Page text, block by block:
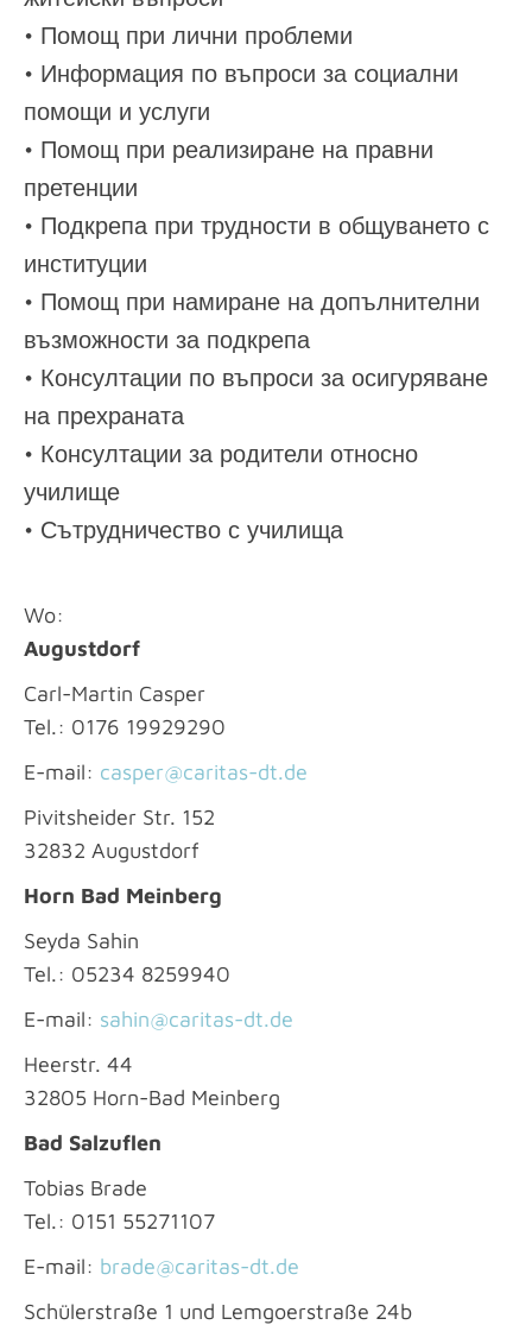
• Помощ при лични проблеми
• Информация по въпроси за социални
помощи и услуги
• Помощ при реализиране на правни
претенции
• Подкрепа при трудности в общуването с
институции
• Помощ при намиране на допълнителни
възможности за подкрепа
• Консултации по въпроси за осигуряване
на прехраната
• Консултации за родители относно
училище
• Сътрудничество с училища
Wo:
Augustdorf
Carl-Martin Casper
Tel.: 0176 19929290
E-mail: casper@caritas-dt.de
Pivitsheider Str. 152
32832 Augustdorf
Horn Bad Meinberg
Seyda Sahin
Tel.: 05234 8259940
E-mail: sahin@caritas-dt.de
Heerstr. 44
32805 Horn-Bad Meinberg
Bad Salzuflen
Tobias Brade
Tel.: 0151 55271107
E-mail: brade@caritas-dt.de
Schülerstraße 1 und Lemgoerstraße 24b